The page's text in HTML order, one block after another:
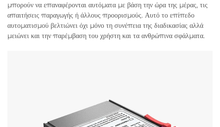
μπορούν να επαναφέρονται αυτόματα με βάση την ώρα της μέρας, τις
απαιτήσεις παραγωγής ή άλλους προορισμούς. Αυτό το επίπεδο
αυτοματισμού βελτιώνει όχι μόνο τη συνέπεια της διαδικασίας αλλά
μειώνει και την παρέμβαση του χρήστη και τα ανθρώπινα σφάλματα.